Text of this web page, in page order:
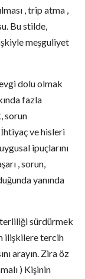
, trip atma ,
Bu stilde,
meşguliyet
dolu olmak
fazla
sorun
İhtiyaç ve hisleri
ipuçlarını
, sorun,
yanında
sürdürmek
ilişkilere tercih
arayın. Zira öz
) Kişinin